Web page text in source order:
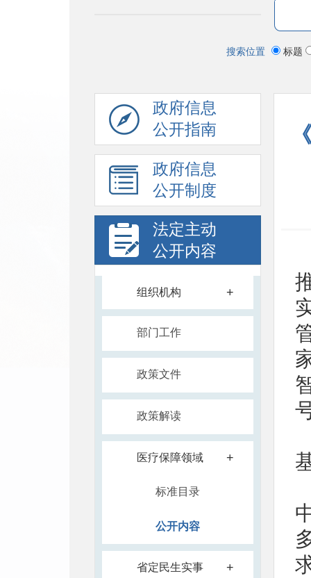
搜索位置 标题
政府信息
公开指南
政府信息
公开制度
法定主动
公开内容
组织机构 +
部门工作
政策文件
政策解读
医疗保障领域 +
标准目录
公开内容
省定民生实事 +